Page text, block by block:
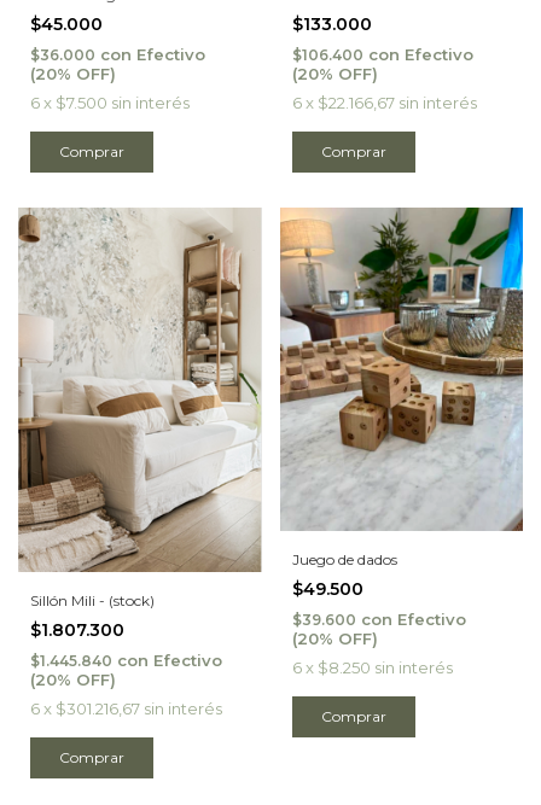
$45.000
$36.000 con Efectivo
6x $7.500 sin interés
$133.000
$106.400 con Efectivo
6 x $22.166,67 sin interés
Sillón Mili - (stock)
$1.807.300
$1.445.840 con Efectivo
6x $301.216,67 sin interés
Comprar
Juego de dados
$49.500
$39.600 con Efectivo
6 x $8.250 sin interés